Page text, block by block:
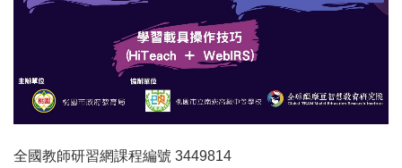
全國教師研習網課程編號 3449814